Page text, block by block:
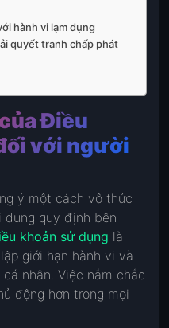
hành vi lạm dụng
quyết tranh chấp phát
Điều
với người
ý một cách vô thức
dung quy định bên
khoản sử dụng là
giới hạn hành vi và
nhân. Việc nắm chắc
động hơn trong mọi